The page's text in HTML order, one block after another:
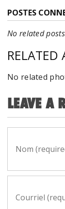
POSTES
No related
RELATED
No related
LEAVE A